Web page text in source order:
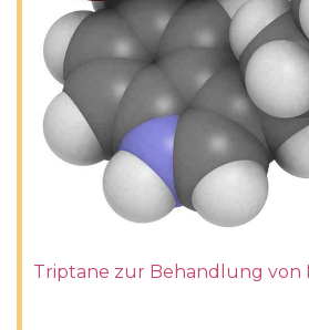
Triptane zur Behandlung von